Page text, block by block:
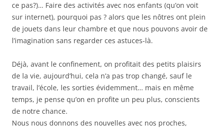
ce pas?)… Faire des activités avec nos enfants (qu’on voit
sur internet), pourquoi pas ? alors que les nôtres ont plein
de jouets dans leur chambre et que nous pouvons avoir de
l’imagination sans regarder ces astuces-là.
Déjà, avant le confinement, on profitait des petits plaisirs
de la vie, aujourd’hui, cela n’a pas trop changé, sauf le
travail, l’école, les sorties évidemment… mais en même
temps, je pense qu’on en profite un peu plus, conscients
de notre chance.
Nous nous donnons des nouvelles avec nos proches,